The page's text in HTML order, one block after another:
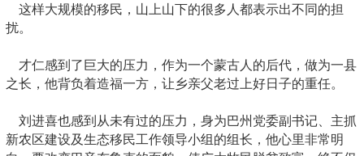
这样大规模的移民，山上山下的很多人都表示出不同的担
扰。
才仁感到了巨大的压力，作为一个蒙古人的后代，做为一县
之长，他背负着造福一方，让乡亲父老过上好日子的重任。
刘进喜也感到从未有过的压力，身为巴州党委副书记、主抓
新农区建设及生态移民工作领导小组的组长，他心里非常明